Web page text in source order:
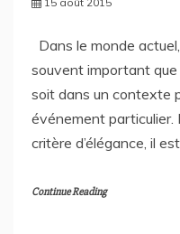
Dans le monde
souvent important
soit dans un contexte
événement particulier.
critère d’élégance, il
Continue Reading